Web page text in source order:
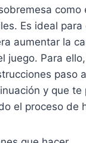
como
Es ideal para
aumentar la
juego. Para
paso
y que te
el proceso de